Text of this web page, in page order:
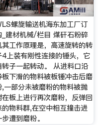
螺旋输送机海东加工厂订
_建材机械/栏目 煤矸石粉碎
其工作原理是，高速旋转的转
4上装有刚性连接的锤头，它
转子一起转动。 从进料口沿
板下滑的物料被板锤冲击后磨
,一部分未被磨粉的物料被抛
在板上进行再次磨粉，反弹回
的物料群,在空中相互撞击进
步遭到磨粉。